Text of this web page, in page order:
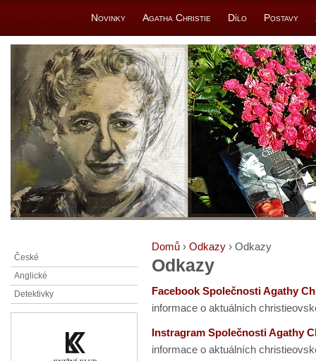
Novinky Agatha Christie Dílo Postavy
Domů › Odkazy › Odkazy
Odkazy
Facebook Společnosti Agathy
informace o aktuálních
Instragram Společnosti Agathy
informace o aktuálních
České
Anglické
Detektivky